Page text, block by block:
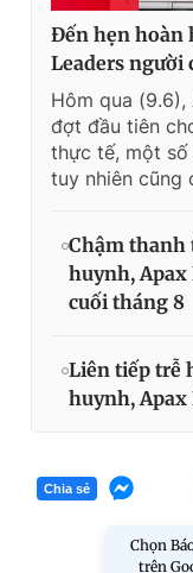
Đến hẹn hoàn
Leaders người
Hôm qua
đợt đầu tiên
thực tế, một số
tuy nhiên cũng
Chậm thanh
huynh, Apax
cuối tháng 8
Liên tiếp trễ
huynh, Apax
Chia sẻ
Chọn
trên